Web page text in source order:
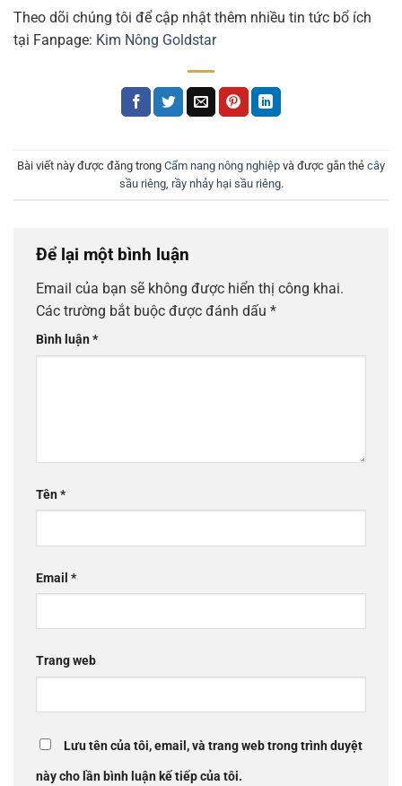
Theo dõi chúng tôi để cập nhật thêm nhiều tin tức bổ ích
tại Fanpage: Kim Nông Goldstar
Bài viết này được đăng trong Cẩm nang nông nghiệp và được gắn thẻ cây
sầu riêng, rầy nhảy hại sầu riêng.
Để lại một bình luận
Email của bạn sẽ không được hiển thị công khai.
Các trường bắt buộc được đánh dấu *
Bình luận*
Tên*
Email *
Trang web
Lưu tên của tôi, email, và trang web trong trình duyệt
này cho lần bình luận kế tiếp của tôi.